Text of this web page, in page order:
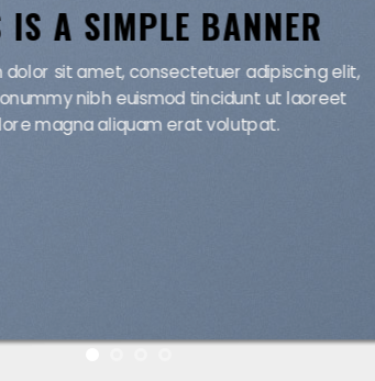
IS A SIMPLE BANNER
dolor sit amet, consectetuer adipiscing elit,
nibh euismod tincidunt ut laoreet
magna aliquam erat volutpat.